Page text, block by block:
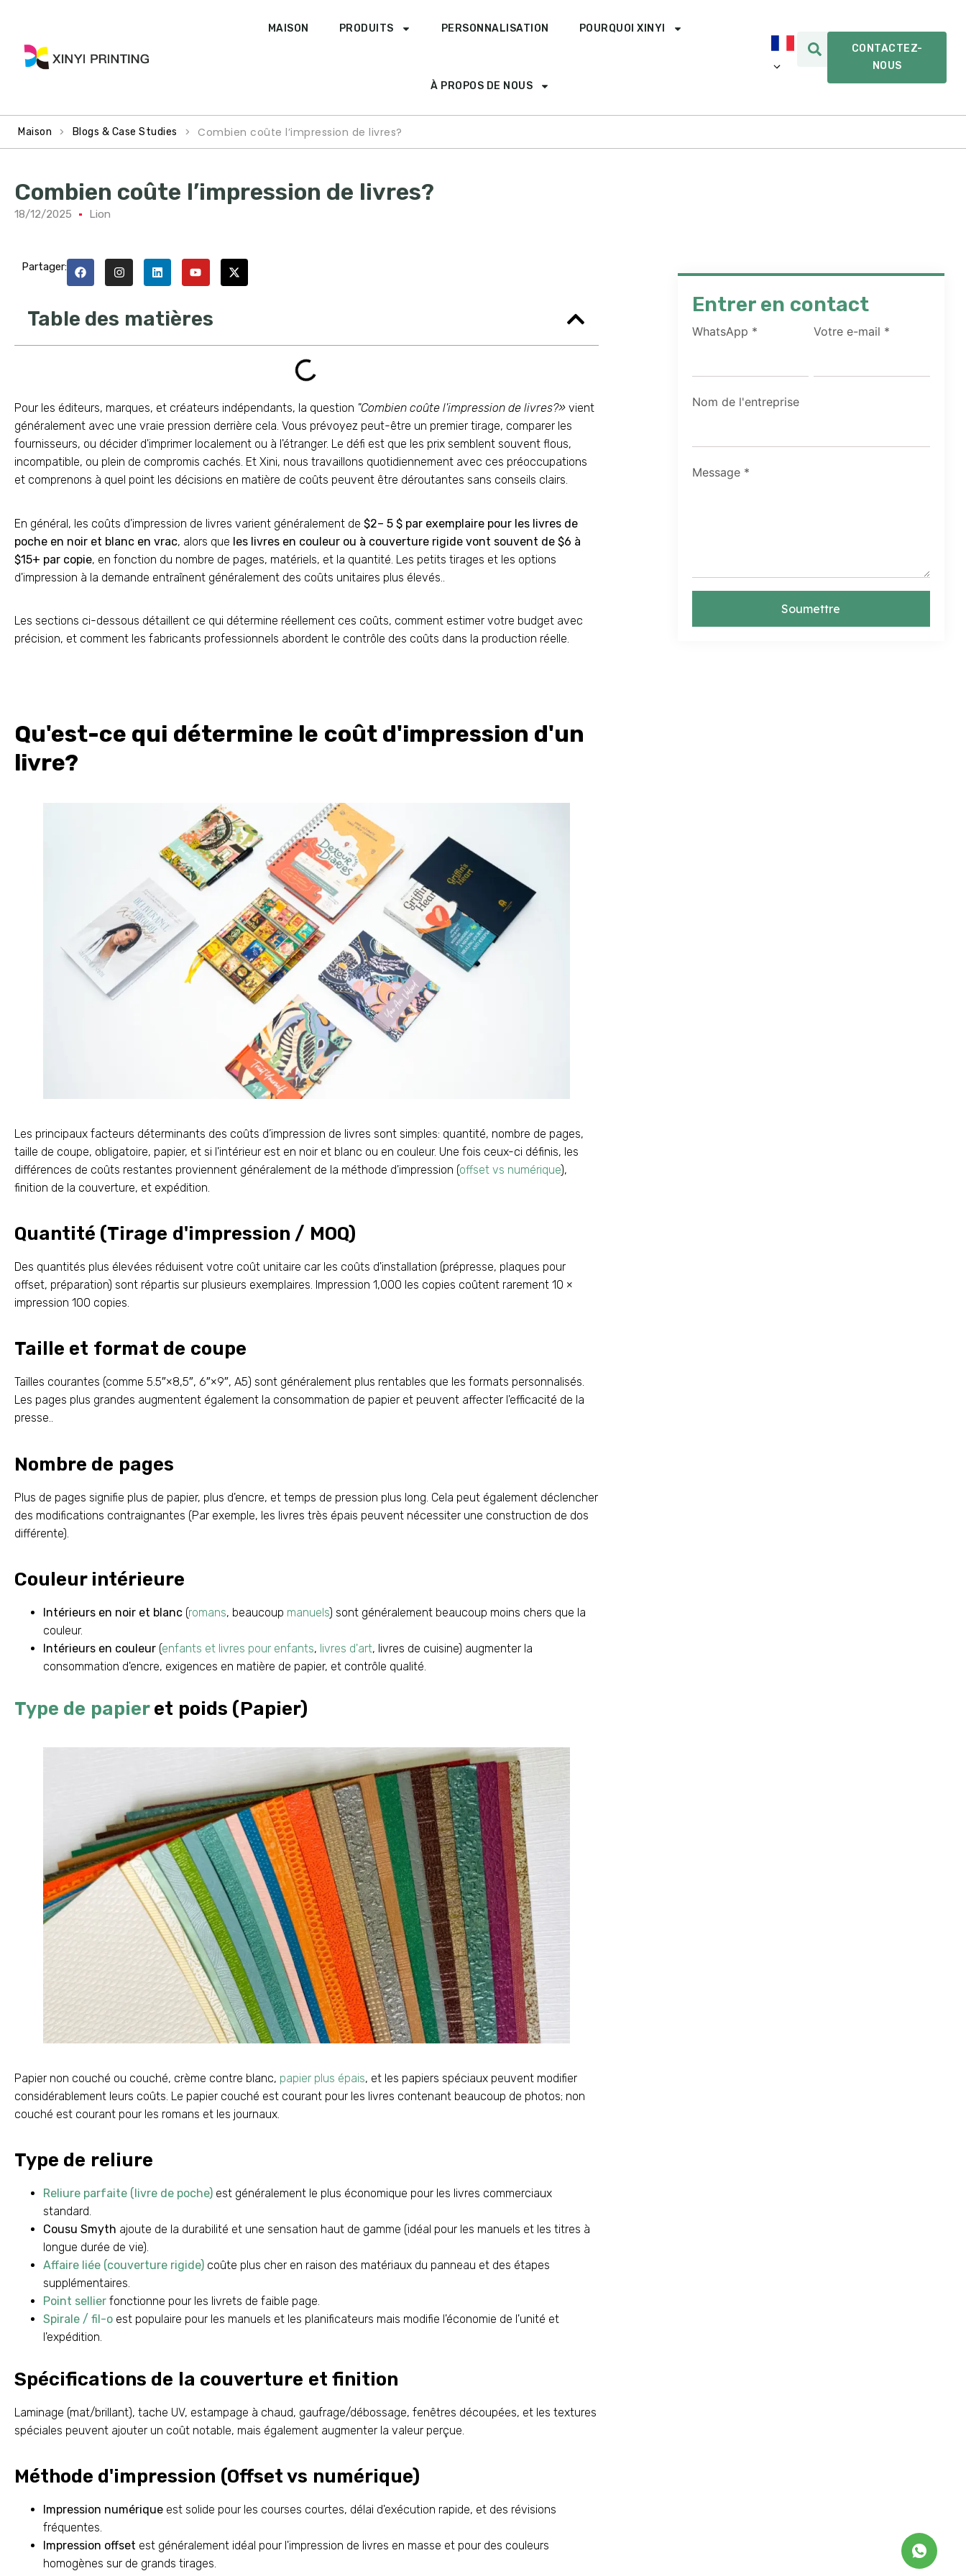
MAISON PRODUITS PERSONNALISATION POURQUOI XINYI
À PROPOS DE NOUS
CONTACTEZ-
NOUS
Maison > Blogs & Case Studies > Combien coûte l’impression de livres?
Combien coûte l’impression de livres?
18/12/2025 Lion
Partager:
Table des matières
Pour les éditeurs, marques, et créateurs indépendants, la question "Combien coûte l'impression de livres?» vient
généralement avec une vraie pression derrière cela. Vous prévoyez peut-être un premier tirage, comparer les
fournisseurs, ou décider d'imprimer localement ou à l'étranger. Le défi est que les prix semblent souvent flous,
incompatible, ou plein de compromis cachés. Et Xini, nous travaillons quotidiennement avec ces préoccupations
et comprenons à quel point les décisions en matière de coûts peuvent être déroutantes sans conseils clairs.
En général, les coûts d'impression de livres varient généralement de $2– 5 $ par exemplaire pour les livres de
poche en noir et blanc en vrac, alors que les livres en couleur ou à couverture rigide vont souvent de $6 à
$15+ par copie, en fonction du nombre de pages, matériels, et la quantité. Les petits tirages et les options
d'impression à la demande entraînent généralement des coûts unitaires plus élevés..
Les sections ci-dessous détaillent ce qui détermine réellement ces coûts, comment estimer votre budget avec
précision, et comment les fabricants professionnels abordent le contrôle des coûts dans la production réelle.
Qu'est-ce qui détermine le coût d'impression d'un
livre?
Les principaux facteurs déterminants des coûts d’impression de livres sont simples: quantité, nombre de pages,
taille de coupe, obligatoire, papier, et si l'intérieur est en noir et blanc ou en couleur. Une fois ceux-ci définis, les
différences de coûts restantes proviennent généralement de la méthode d'impression (offset vs numérique),
finition de la couverture, et expédition.
Quantité (Tirage d'impression / MOQ)
Des quantités plus élevées réduisent votre coût unitaire car les coûts d'installation (prépresse, plaques pour
offset, préparation) sont répartis sur plusieurs exemplaires. Impression 1,000 les copies coûtent rarement 10 ×
impression 100 copies.
Taille et format de coupe
Tailles courantes (comme 5.5″×8,5″, 6″×9″, A5) sont généralement plus rentables que les formats personnalisés.
Les pages plus grandes augmentent également la consommation de papier et peuvent affecter l'efficacité de la
presse..
Nombre de pages
Plus de pages signifie plus de papier, plus d'encre, et temps de pression plus long. Cela peut également déclencher
des modifications contraignantes (Par exemple, les livres très épais peuvent nécessiter une construction de dos
différente).
Couleur intérieure
Intérieurs en noir et blanc (romans, beaucoup manuels) sont généralement beaucoup moins chers que la
couleur.
Intérieurs en couleur (enfants et livres pour enfants, livres d'art, livres de cuisine) augmenter la
consommation d'encre, exigences en matière de papier, et contrôle qualité.
Type de papieret poids (Papier)
Papier non couché ou couché, crème contre blanc, papier plus épais, et les papiers spéciaux peuvent modifier
considérablement leurs coûts. Le papier couché est courant pour les livres contenant beaucoup de photos; non
couché est courant pour les romans et les journaux.
Type de reliure
Reliure parfaite (livre de poche) est généralement le plus économique pour les livres commerciaux
standard.
Cousu Smyth ajoute de la durabilité et une sensation haut de gamme (idéal pour les manuels et les titres à
longue durée de vie).
Affaire liée (couverture rigide) coûte plus cher en raison des matériaux du panneau et des étapes
supplémentaires.
Point sellier fonctionne pour les livrets de faible page.
Spirale / fil-o est populaire pour les manuels et les planificateurs mais modifie l'économie de l'unité et
l'expédition.
Spécifications de la couverture et finition
Laminage (mat/brillant), tache UV, estampage à chaud, gaufrage/débossage, fenêtres découpées, et les textures
spéciales peuvent ajouter un coût notable, mais également augmenter la valeur perçue.
Méthode d'impression (Offset vs numérique)
Impression numérique est solide pour les courses courtes, délai d'exécution rapide, et des révisions
fréquentes.
Impression offset est généralement idéal pour l'impression de livres en masse et pour des couleurs
homogènes sur de grands tirages.
Entrer en contact
WhatsApp * Votre e-mail *
Nom de l'entreprise
Message *
Soumettre